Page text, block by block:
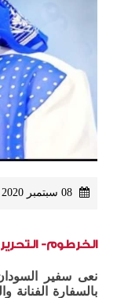
الخرطوم-
نعى سفير
بالسفارة الفنانة